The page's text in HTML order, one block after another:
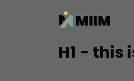
H1 - this